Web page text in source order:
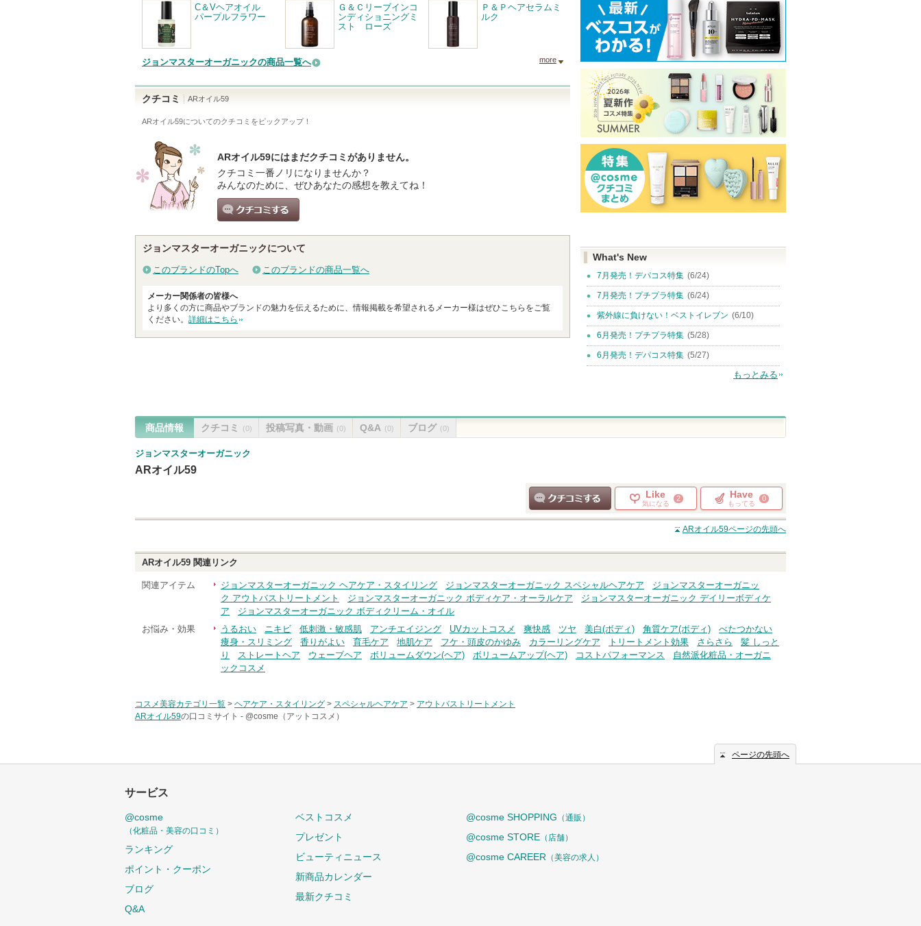
C＆Vヘアオイル
パープルフラワー
Ｇ＆Ｃリーブインコ
ンディショニングミ
スト ローズ
Ｐ＆Ｐヘアセラムミ
ルク
ジョンマスターオーガニックの商品一覧へ more
クチコミ ARオイル59
ARオイル59についてのクチコミをピックアップ！
ARオイル59にはまだクチコミがありません。
クチコミ一番ノリになりませんか？
みんなのために、ぜひあなたの感想を教えてね！
ジョンマスターオーガニックについて
このブランドのTopへ このブランドの商品一覧へ
メーカー関係者の皆様へ
より多くの方に商品やブランドの魅力を伝えるために、情報掲載を希望されるメーカー様はぜひこちらをご覧
ください。 詳細はこちら
What's New
7月発売！デパコス特集 (6/24)
7月発売！プチプラ特集 (6/24)
紫外線に負けない！ベストイレブン (6/10)
6月発売！プチプラ特集 (5/28)
6月発売！デパコス特集 (5/27)
もっとみる
商品情報 クチコミ (0) 投稿写真・動画 (0) Q&A (0) ブログ (0)
ジョンマスターオーガニック
ARオイル59
クチコミする
Like
気になる
2 Have
もってる
0
ARオイル59ページの先頭へ
ARオイル59 関連リンク
関連アイテム ジョンマスターオーガニック ヘアケア・スタイリング ジョンマスターオーガニック スペシャルヘアケア
ジョンマスターオーガニッ
ク アウトバストリートメント
ジョンマスターオーガニック ボディケア・オーラルケア
ジョンマスターオーガニック デイリーボディケ
ア
ジョンマスターオーガニック ボディクリーム・オイル
お悩み・効果
うるおい ニキビ 低刺激・敏感肌 アンチエイジング UVカットコスメ 爽快感 ツヤ 美白(ボディ) 角質ケア(ボディ)
べたつかない
痩身・スリミング
香りがよい 育毛ケア 地肌ケア フケ・頭皮のかゆみ カラーリングケア トリートメント効果 さらさら
髪 しっと
り
ストレートヘア ウェーブヘア ボリュームダウン(ヘア) ボリュームアップ(ヘア) コストパフォーマンス
自然派化粧品・オーガニ
ックコスメ
コスメ美容カテゴリ一覧 > ヘアケア・スタイリング > スペシャルヘアケア > アウトバストリートメント
ARオイル59の口コミサイト - @cosme（アットコスメ）
ページの先頭へ
サービス
@cosme
（化粧品・美容の口コミ）
ランキング
ポイント・クーポン
ブログ
Q&A
ベストコスメ
プレゼント
ビューティニュース
新商品カレンダー
最新クチコミ
@cosme SHOPPING （通販）
@cosme STORE （店舗）
@cosme CAREER （美容の求人）